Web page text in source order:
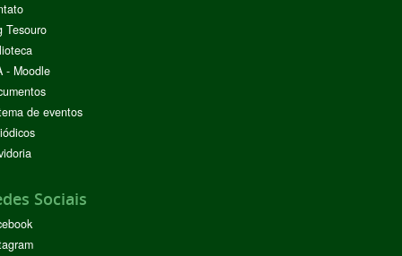
Tesouro
- Moodle
de eventos
Sociais